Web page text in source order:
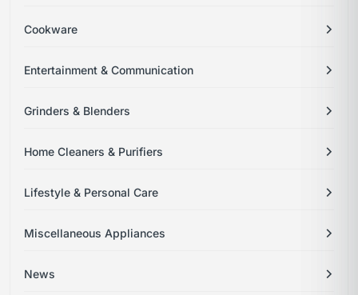
Cookware
Entertainment & Communication
Grinders & Blenders
Home Cleaners & Purifiers
Lifestyle & Personal Care
Miscellaneous Appliances
News